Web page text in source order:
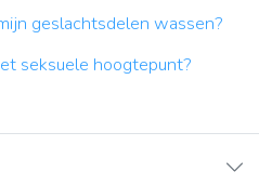
geslachtsdelen wassen?
seksuele hoogtepunt?